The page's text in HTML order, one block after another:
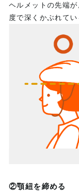
ヘルメットの先端
度で深くかぶれて
②顎紐を締める